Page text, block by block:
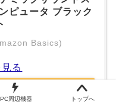
ピュータ ブラック
Basics)
る
す
PC周辺機器 トップへ